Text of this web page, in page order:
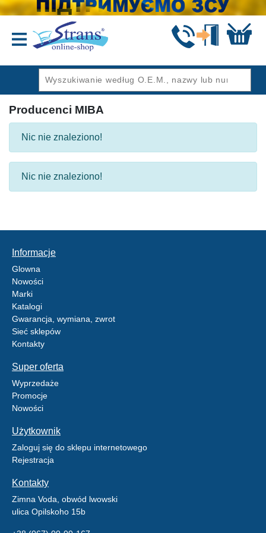
Producenci MIBA
Nic nie znaleziono!
Nic nie znaleziono!
Informacje
Glowna
Nowości
Marki
Katalogi
Gwarancja, wymiana, zwrot
Sieć sklepów
Kontakty
Super oferta
Wyprzedaże
Promocje
Nowości
Użytkownik
Zaloguj się do sklepu internetowego
Rejestracja
Kontakty
Zimna Voda, obwód lwowski
ulica Opilskoho 15b